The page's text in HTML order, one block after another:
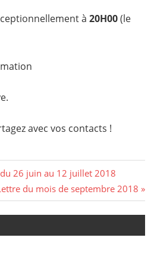
à 20H00(le
avec vos contacts !
26 juin au 12 juillet 2018
du mois de septembre 2018